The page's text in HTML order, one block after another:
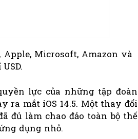
Microsoft, Amazon và
lực của những tập đoàn
ra mắt iOS 14.5. Một thay đổi
đủ làm chao đảo toàn bộ thế
dụng nhỏ.